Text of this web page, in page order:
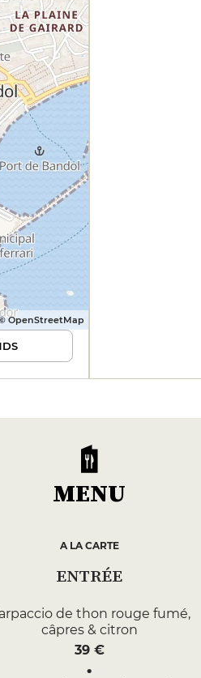
OpenStreetMap
MENU
A LA CARTE
ENTRÉE
de thon rouge fumé,
câpres & citron
39 €